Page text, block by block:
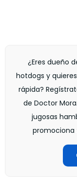
¿Eres dueño
hotdogs y
rápida?
de Doctor
jugosas
promociona